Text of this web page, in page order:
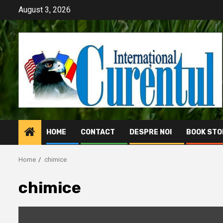
content
August 3, 2026
HOME CONTACT DESPRE NOI BOOK
Home chimice
chimice